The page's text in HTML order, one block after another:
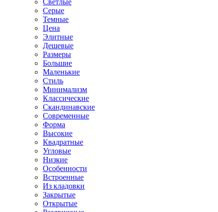
Светлые
Серые
Темные
Цена
Элитные
Дешевые
Размеры
Большие
Маленькие
Стиль
Минимализм
Классические
Скандинавские
Современные
Форма
Высокие
Квадратные
Угловые
Низкие
Особенности
Встроенные
Из кладовки
Закрытые
Открытые